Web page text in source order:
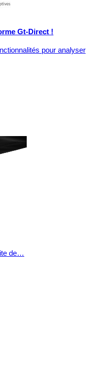
Gt-Direct !
pour analyser
de…